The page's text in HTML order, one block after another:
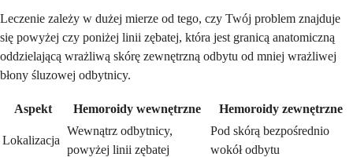
Leczenie zależy w dużej mierze od tego, czy Twój problem znajduje
się powyżej czy poniżej linii zębatej, która jest granicą anatomiczną
oddzielającą wrażliwą skórę zewnętrzną odbytu od mniej wrażliwej
błony śluzowej odbytnicy.
Aspekt Hemoroidy wewnętrzne Hemoroidy zewnętrzne
Lokalizacja
Wewnątrz odbytnicy,
powyżej linii zębatej
Pod skórą bezpośrednio
wokół odbytu